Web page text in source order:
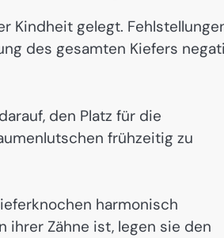
Kindheit gelegt.
des gesamten Kiefers
den Platz für die
frühzeitig zu
harmonisch
ihrer Zähne ist, legen sie den